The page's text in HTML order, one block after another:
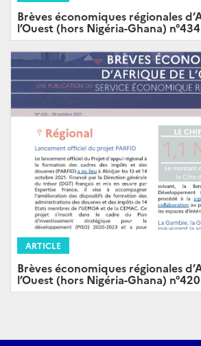
Brèves économiques régionales
l’Ouest (hors Nigéria-Ghana) n°434
ARTICLE
Brèves économiques régionales
l’Ouest (hors Nigéria-Ghana) n°420